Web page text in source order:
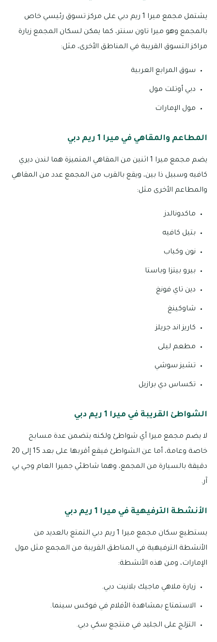
يشتمل مجمع ميرا 1 ريم دبي على مركز تسوق رئيسي خاص
بالمجمع وهو ميرا تاون سنتر، كما يمكن لسكان المجمع زيارة
مراكز التسوق القريبة في المناطق الأخرى، مثل:
سوق المرابع العربية
دبي أوتلت مول
مول الإمارات
المطاعم والمقاهي في ميرا 1 ريم دبي
يضم مجمع ميرا 1 اثنين من المقاهي المتميزة هما لندن ديري
كافيه وسبيل ذا بين، ويقع بالقرب من المجمع عدد من المقاهي
والمطاعم الأخرى مثل:
ماكدونالدز
بتيل كافيه
نون وكباب
بيرو بيتزا وباستا
دين تاي فونغ
شاوكينغ
كاريز اند جريلز
مطعم ليلى
تشيز سوشي
تكساس دي برازيل
الشواطئ القريبة في ميرا 1 ريم دبي
لا يضم مجمع ميرا أي شواطئ ولكنه يتضمن عدة مسابح
خاصة وعامة، أما عن الشواطئ فيقع أقربها على بعد 15 إلى 20
دقيقة بالسيارة من المجمع، وهما شاطئي جميرا العام وجي بي
آر.
الأنشطة الترفيهية في ميرا 1 ريم دبي
يستطيع سكان مجمع ميرا 1 ريم دبي التمتع بالعديد من
الأنشطة الترفيهية في المناطق القريبة من المجمع مثل مول
الإمارات، ومن هذه الأنشطة:
زيارة ملاهي ماجيك بلانيت دبي.
الاستمتاع بمشاهدة الأفلام في فوكس سينما.
التزلج على الجليد في منتجع سكي دبي.